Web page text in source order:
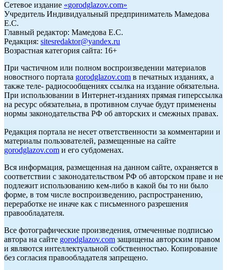
Сетевое издание «gorodglazov.com»
Учредитель Индивидуальный предприниматель Мамедова
Е.С.
Главный редактор: Мамедова Е.С.
Редакция: sitesredaktor@yandex.ru
Возрастная категория сайта: 16+
При частичном или полном воспроизведении материалов
новостного портала gorodglazov.com в печатных изданиях, а
также теле- радиосообщениях ссылка на издание обязательна.
При использовании в Интернет-изданиях прямая гиперссылка
на ресурс обязательна, в противном случае будут применены
нормы законодательства РФ об авторских и смежных правах.
Редакция портала не несет ответственности за комментарии и
материалы пользователей, размещенные на сайте
gorodglazov.com и его субдоменах.
Вся информация, размещенная на данном сайте, охраняется в
соответствии с законодательством РФ об авторском праве и не
подлежит использованию кем-либо в какой бы то ни было
форме, в том числе воспроизведению, распространению,
переработке не иначе как с письменного разрешения
правообладателя.
Все фотографические произведения, отмеченные подписью
автора на сайте gorodglazov.com защищены авторским правом
и являются интеллектуальной собственностью. Копирование
без согласия правообладателя запрещено.